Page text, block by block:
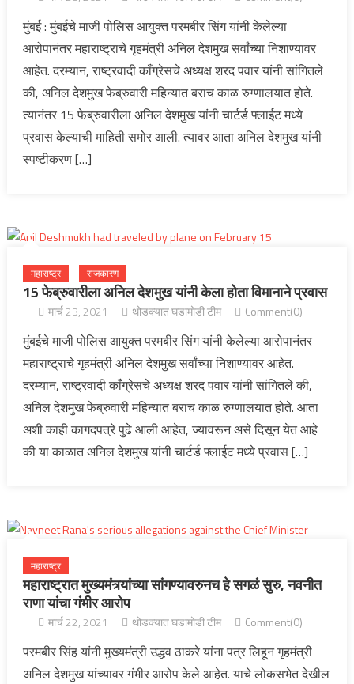
मुंबई : मुंबईचे माजी पोलिस आयुक्त परमबीर सिंग यांनी केलेल्या
आरोपानंतर महाराष्ट्राचे गृहमंत्री अनिल देशमुख सर्वांच्या निशाण्यावर
आहेत. दरम्यान, राष्ट्रवादी कॉंग्रेसचे अध्यक्ष शरद पवार यांनी सांगितले
की, अनिल देशमुख फेब्रुवारी महिन्यात बराच काळ रुग्णालयात होते.
त्यानंतर 15 फेब्रुवारीला अनिल देशमुख यांनी चार्टर्ड फ्लाईट मध्ये
प्रवास केल्याची माहिती समोर आली. त्यावर आता अनिल देशमुख यांनी
स्पष्टीकरण […]
महाराष्ट्र राजकारण
15 फेब्रुवारीला अनिल देशमुख यांनी केला होता विमानाने प्रवास
मार्च 23, 2021 थोडक्यात घडामोडी टीम Comment(0)
मुंबईचे माजी पोलिस आयुक्त परमबीर सिंग यांनी केलेल्या आरोपानंतर
महाराष्ट्राचे गृहमंत्री अनिल देशमुख सर्वांच्या निशाण्यावर आहेत.
दरम्यान, राष्ट्रवादी कॉंग्रेसचे अध्यक्ष शरद पवार यांनी सांगितले की,
अनिल देशमुख फेब्रुवारी महिन्यात बराच काळ रुग्णालयात होते. आता
अशी काही कागदपत्रे पुढे आली आहेत, ज्यावरून असे दिसून येत आहे
की या काळात अनिल देशमुख यांनी चार्टर्ड फ्लाईट मध्ये प्रवास […]
महाराष्ट्र
महाराष्ट्रात मुख्यमंत्र्यांच्या सांगण्यावरुनच हे सगळं सुरु, नवनीत
राणा यांचा गंभीर आरोप
मार्च 22, 2021 थोडक्यात घडामोडी टीम Comment(0)
परमबीर सिंह यांनी मुख्यमंत्री उद्धव ठाकरे यांना पत्र लिहून गृहमंत्री
अनिल देशमुख यांच्यावर गंभीर आरोप केले आहेत. याचे लोकसभेत देखील